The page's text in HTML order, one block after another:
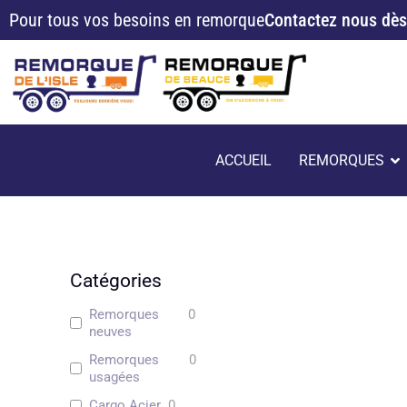
Aller
au
Pour tous vos besoins en remorqueContactez nous
ACCUEIL REMORQUES
Catégories
Remorques
neuves
0
Remorques
usagées
0